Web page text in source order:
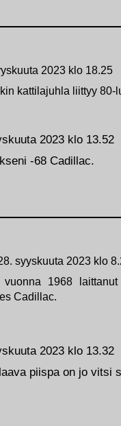
2023 klo 13.32
piispa on jo vitsi
2023 klo 13.52
-68 Cadillac.
syyskuuta 2023 klo
1968
Cadillac.
2023 klo 18.25
kattilajuhla liittyy 80-